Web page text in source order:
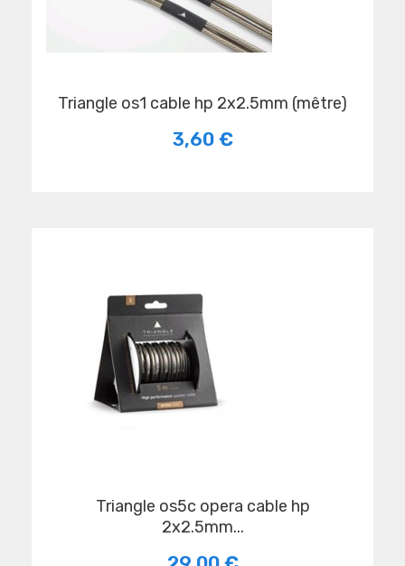
triangle os1 cable hp 2x2.5mm (mêtre)
3,60 €
triangle os5c opera cable hp
2x2.5mm...